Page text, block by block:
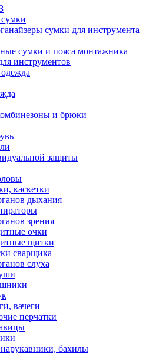
сумки для инструмента
сумки и пояса монтажника
инструментов
и брюки
защиты
каскетки
дыхания
зрения
очки
щитки
сварщика
слуха
вачеги
перчатки
бахилы